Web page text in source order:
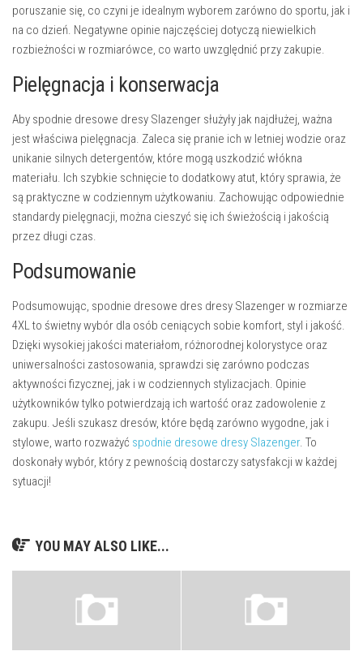
poruszanie się, co czyni je idealnym wyborem zarówno do sportu, jak i
na co dzień. Negatywne opinie najczęściej dotyczą niewielkich
rozbieżności w rozmiarówce, co warto uwzględnić przy zakupie.
Pielęgnacja i konserwacja
Aby spodnie dresowe dresy Slazenger służyły jak najdłużej, ważna
jest właściwa pielęgnacja. Zaleca się pranie ich w letniej wodzie oraz
unikanie silnych detergentów, które mogą uszkodzić włókna
materiału. Ich szybkie schnięcie to dodatkowy atut, który sprawia, że
są praktyczne w codziennym użytkowaniu. Zachowując odpowiednie
standardy pielęgnacji, można cieszyć się ich świeżością i jakością
przez długi czas.
Podsumowanie
Podsumowując, spodnie dresowe dres dresy Slazenger w rozmiarze
4XL to świetny wybór dla osób ceniących sobie komfort, styl i jakość.
Dzięki wysokiej jakości materiałom, różnorodnej kolorystyce oraz
uniwersalności zastosowania, sprawdzi się zarówno podczas
aktywności fizycznej, jak i w codziennych stylizacjach. Opinie
użytkowników tylko potwierdzają ich wartość oraz zadowolenie z
zakupu. Jeśli szukasz dresów, które będą zarówno wygodne, jak i
stylowe, warto rozważyć spodnie dresowe dresy Slazenger. To
doskonały wybór, który z pewnością dostarczy satysfakcji w każdej
sytuacji!
YOU MAY ALSO LIKE...